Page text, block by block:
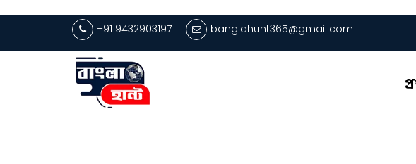
+91 9432903197 banglahunt365@gmail.com